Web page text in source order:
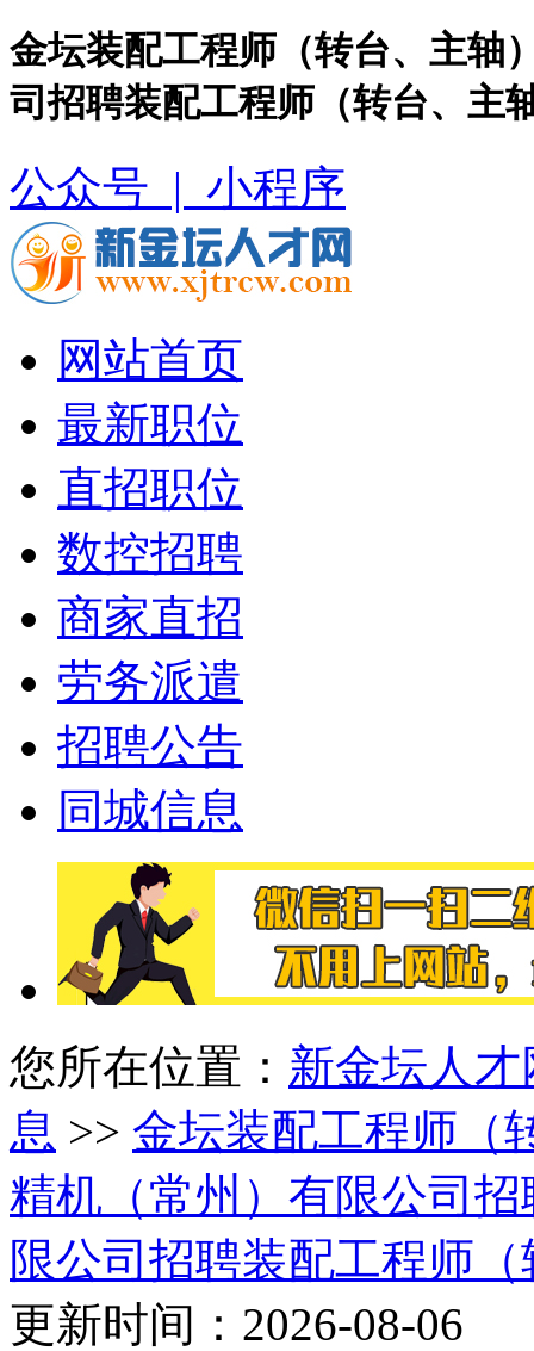
金坛装配工程师（转台、主轴
司招聘装配工程师（转台、主
公众号 | 小程序
网站首页
最新职位
直招职位
数控招聘
商家直招
劳务派遣
招聘公告
同城信息
您所在位置： 新金坛人才
息 >> 金坛装配工程师（
精机（常州）有限公司招
限公司招聘装配工程师
更新时间：2026-08-06